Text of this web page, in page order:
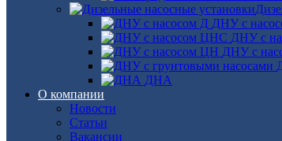
ДНУ с
ДНУ с
ДНУ с
ДНА
О компании
Новости
Статьи
Вакансии